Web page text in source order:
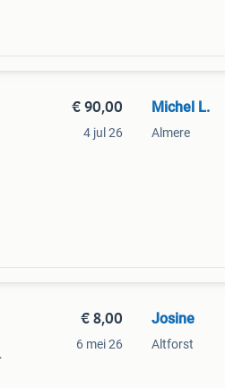
€ 90,00
4 jul 26
Michel L.
Almere
€ 8,00
6 mei 26
Josine
Altforst